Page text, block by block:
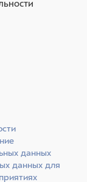
дрожжи,
subtilis,
сырой жир
2,5%.
на 100г:
данных
данных для